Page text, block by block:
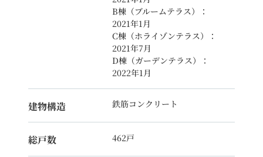
B棟（ブルームテラス）：
2021年1月
C棟（ホライゾンテラス）：
2021年7月
D棟（ガーデンテラス）：
2022年1月
建物構造 鉄筋コンクリート
総戸数 462戸